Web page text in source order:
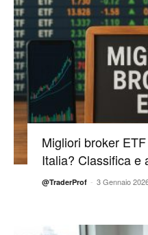
Migliori broker
Italia? Classifica e
@TraderProf - 3 Gennaio